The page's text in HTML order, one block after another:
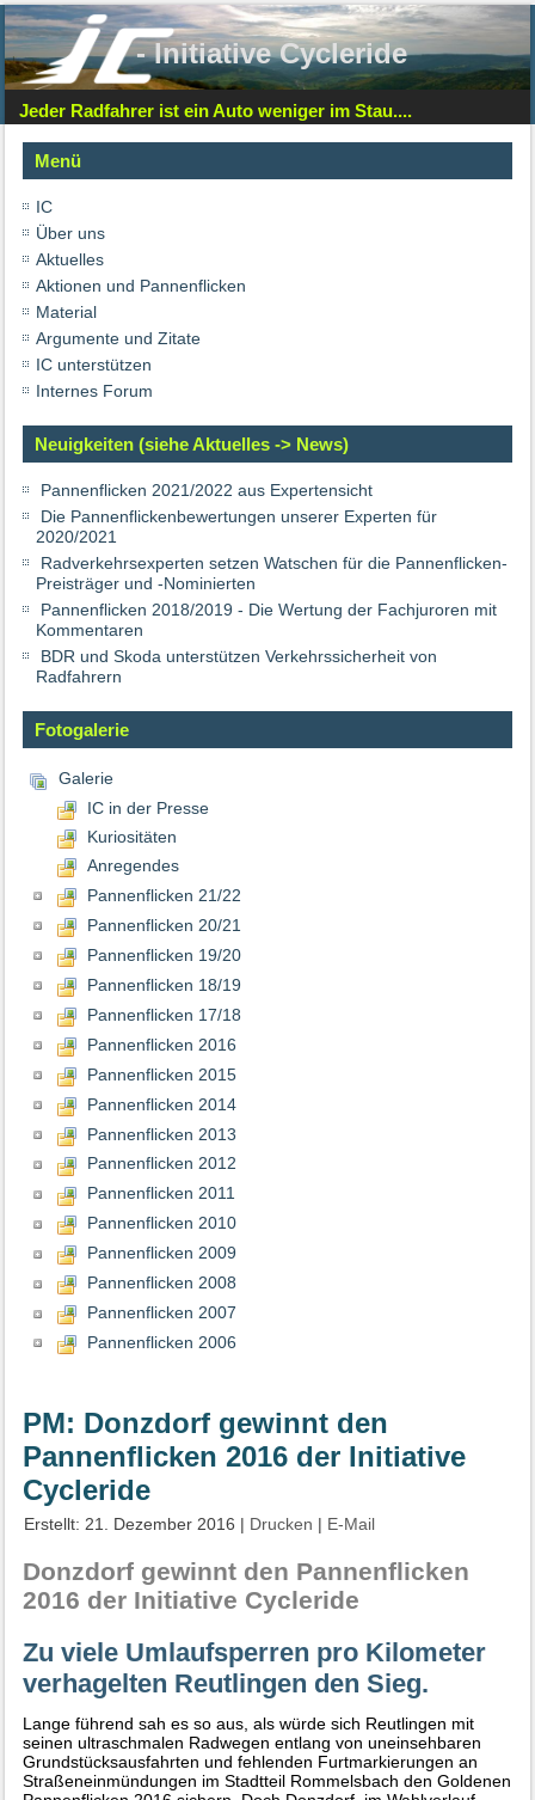
- Initiative Cycleride
Jeder Radfahrer ist ein Auto weniger im Stau....
Menü
IC
Über uns
Aktuelles
Aktionen und Pannenflicken
Material
Argumente und Zitate
IC unterstützen
Internes Forum
Neuigkeiten (siehe Aktuelles -> News)
Pannenflicken 2021/2022 aus Expertensicht
Die Pannenflickenbewertungen unserer Experten für
2020/2021
Radverkehrsexperten setzen Watschen für die Pannenflicken-
Preisträger und -Nominierten
Pannenflicken 2018/2019 - Die Wertung der Fachjuroren mit
Kommentaren
BDR und Skoda unterstützen Verkehrssicherheit von
Radfahrern
Fotogalerie
Galerie
IC in der Presse
Kuriositäten
Anregendes
Pannenflicken 21/22
Pannenflicken 20/21
Pannenflicken 19/20
Pannenflicken 18/19
Pannenflicken 17/18
Pannenflicken 2016
Pannenflicken 2015
Pannenflicken 2014
Pannenflicken 2013
Pannenflicken 2012
Pannenflicken 2011
Pannenflicken 2010
Pannenflicken 2009
Pannenflicken 2008
Pannenflicken 2007
Pannenflicken 2006
PM: Donzdorf gewinnt den
Pannenflicken 2016 der Initiative
Cycleride
Erstellt: 21. Dezember 2016 | Drucken | E-Mail
Donzdorf gewinnt den Pannenflicken
2016 der Initiative Cycleride
Zu viele Umlaufsperren pro Kilometer
verhagelten Reutlingen den Sieg.
Lange führend sah es so aus, als würde sich Reutlingen mit
seinen ultraschmalen Radwegen entlang von uneinsehbaren
Grundstücksausfahrten und fehlenden Furtmarkierungen an
Straßeneinmündungen im Stadtteil Rommelsbach den Goldenen